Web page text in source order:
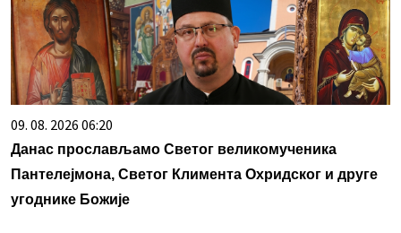
09. 08. 2026 06:20
Данас прослављамо Светог великомученика
Пантелејмона, Светог Климента Охридског и друге
угоднике Божије